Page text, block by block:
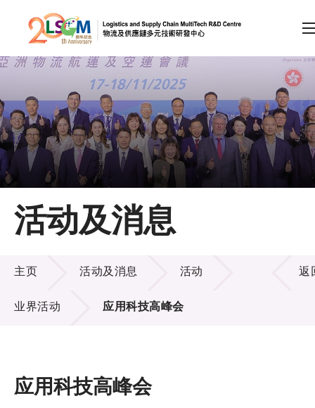
跳到内容（按回车键）
会员登录
A A EN 繁 简
主页
关于LSCM
技术商品化
项目及资助计划
活动及消息
活动及消息
活动及消息
主页 活动及消息 活动
业界活动 应用科技高峰会
返
应用科技高峰会